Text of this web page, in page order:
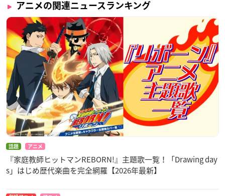
アニメの関連ニュースランキング
話題 アニメ
『家庭教師ヒットマンREBORN!』主題歌一覧！「Drawing day
s」はじめ歴代楽曲を完全網羅【2026年最新】